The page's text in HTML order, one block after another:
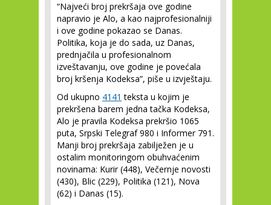
“Najveći broj prekršaja ove godine
napravio je Alo, a kao najprofesionalniji
i ove godine pokazao se Danas.
Politika, koja je do sada, uz Danas,
prednjačila u profesionalnom
izveštavanju, ove godine je povećala
broj kršenja Kodeksa”, piše u izvještaju.
Od ukupno 4141 teksta u kojim je
prekršena barem jedna tačka Kodeksa,
Alo je pravila Kodeksa prekršio 1065
puta, Srpski Telegraf 980 i Informer 791.
Manji broj prekršaja zabilježen je u
ostalim monitoringom obuhvaćenim
novinama: Kurir (448), Večernje novosti
(430), Blic (229), Politika (121), Nova
(62) i Danas (15).